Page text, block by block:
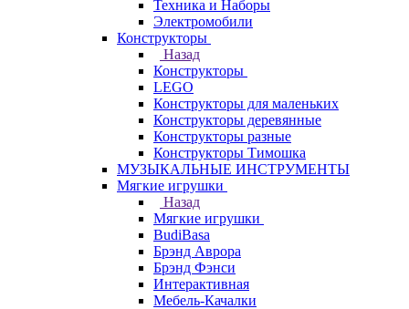
Техника и Наборы
Электромобили
Конструкторы
Назад
Конструкторы
LEGO
Конструкторы для маленьких
Конструкторы деревянные
Конструкторы разные
Конструкторы Тимошка
МУЗЫКАЛЬНЫЕ ИНСТРУМЕНТЫ
Мягкие игрушки
Назад
Мягкие игрушки
BudiBasa
Брэнд Аврора
Брэнд Фэнси
Интерактивная
Мебель-Качалки